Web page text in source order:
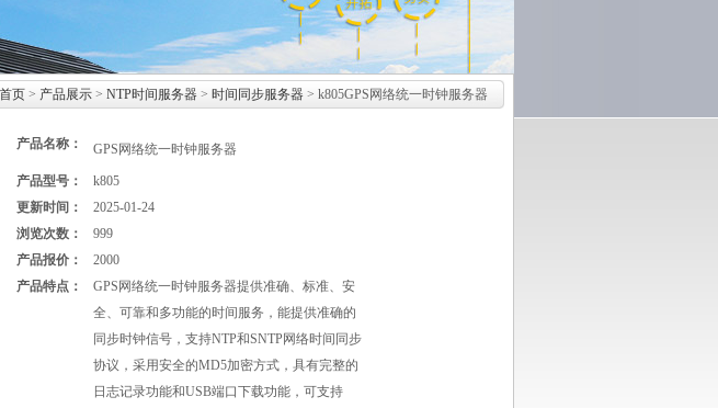
首页 > 产品展示 > NTP时间服务器 > 时间同步服务器 > k805GPS网络统一时钟服务器
产品名称： GPS网络统一时钟服务器
产品型号：
k805
更新时间：
2025-01-24
浏览次数：
999
产品报价：
2000
产品特点：
GPS网络统一时钟服务器提供准确、标准、安
全、可靠和多功能的时间服务，能提供准确的
同步时钟信号，支持NTP和SNTP网络时间同步
协议，采用安全的MD5加密方式，具有完整的
日志记录功能和USB端口下载功能，可支持